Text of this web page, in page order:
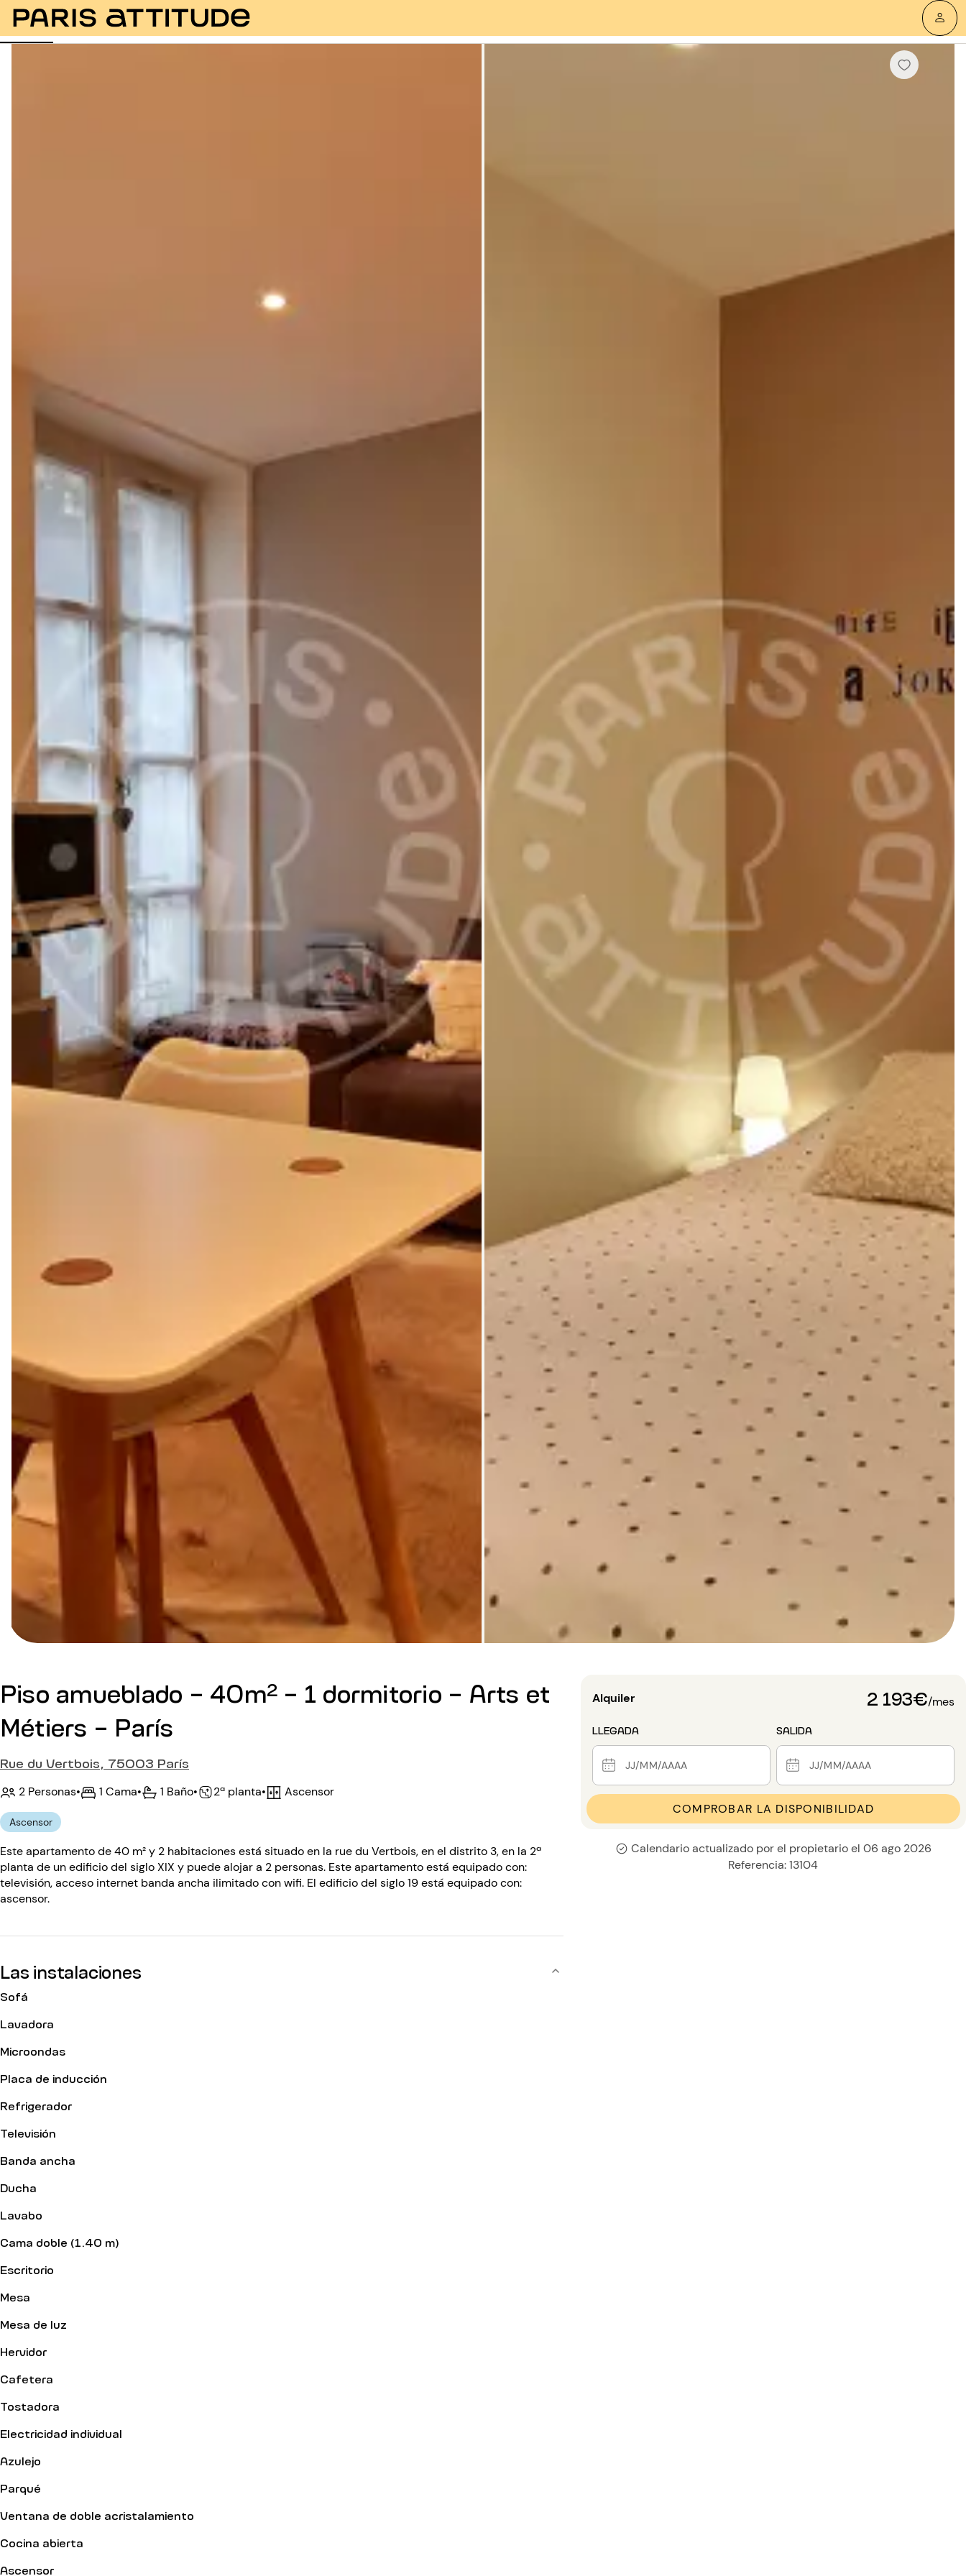
Fotos Descripción Instalaciones Habitaciones
Piso amueblado - 40m² - 1 dormitorio - Arts et
Métiers - París
Rue du Vertbois, 75003 París
2 Personas• 1 Cama• 1 Baño• 2ª planta• Ascensor
Ascensor
Este apartamento de 40 m² y 2 habitaciones está situado en la rue du Vertbois, en el distrito 3, en la 2ª
planta de un edificio del siglo XIX y puede alojar a 2 personas. Este apartamento está equipado con:
televisión, acceso internet banda ancha ilimitado con wifi. El edificio del siglo 19 está equipado con:
ascensor.
Las instalaciones
Sofá
Lavadora
Microondas
Placa de inducción
Refrigerador
Televisión
Banda ancha
Ducha
Lavabo
Cama doble (1.40 m)
Escritorio
Mesa
Mesa de luz
Hervidor
Cafetera
Tostadora
Electricidad individual
Azulejo
Parqué
Ventana de doble acristalamiento
Cocina abierta
Ascensor
Alquiler 2 193€/mes
LLEGADA SALIDA
COMPROBAR LA DISPONIBILIDAD
Calendario actualizado por el propietario el 06 ago 2026
Referencia: 13104